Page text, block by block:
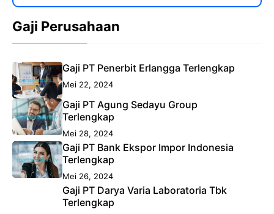
Gaji Perusahaan
Gaji PT Penerbit Erlangga Terlengkap
Mei 22, 2024
Gaji PT Agung Sedayu Group
Terlengkap
Mei 28, 2024
Gaji PT Bank Ekspor Impor Indonesia
Terlengkap
Mei 26, 2024
Gaji PT Darya Varia Laboratoria Tbk
Terlengkap